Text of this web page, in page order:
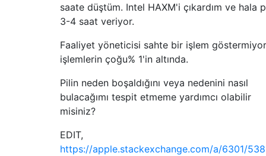
saate düştüm. Intel HAXM'i çıkardım ve hala
3-4 saat veriyor.
Faaliyet yöneticisi sahte bir işlem
işlemlerin çoğu% 1'in altında.
Pilin neden boşaldığını veya nedenini nasıl
bulacağımı tespit etmeme yardımcı olabilir
misiniz?
EDIT,
https://apple.stackexchange.com/a/6301/